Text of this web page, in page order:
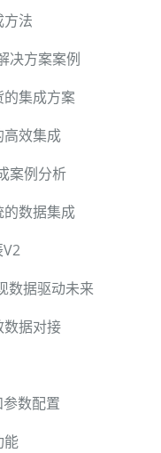
方法
决方案案例
集成方案
高效集成
案例分析
数据集成
数据驱动未来
数据对接
数配置
能